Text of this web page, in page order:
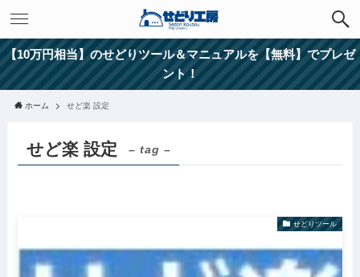
【10万円相当】のせどりツール＆マニュアルを【無料】でプレゼ
ント！
ホーム せど楽 設定
せど楽 設定 – tag –
せどりツール